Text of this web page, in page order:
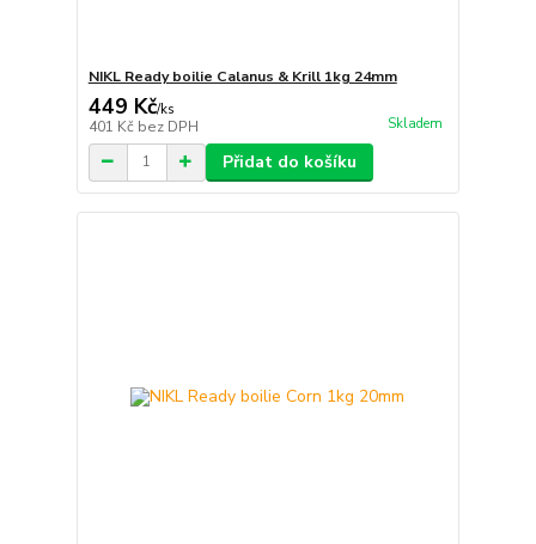
NIKL Ready boilie Calanus & Krill 1kg 24mm
449 Kč/ks
401 Kč bez DPH Skladem
Přidat do košíku